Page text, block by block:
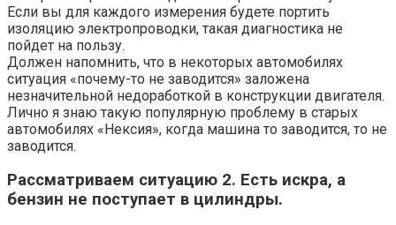
Если вы для каждого измерения будете портить
изоляцию электропроводки, такая диагностика не
пойдет на пользу.
Должен напомнить, что в некоторых автомобилях
ситуация «почему-то не заводится» заложена
незначительной недоработкой в конструкции двигателя.
Лично я знаю такую популярную проблему в старых
автомобилях «Нексия», когда машина то заводится, то не
заводится.
Рассматриваем ситуацию 2. Есть искра, а
бензин не поступает в цилиндры.